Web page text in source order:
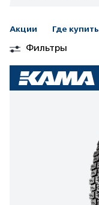
Акции Где купить
Фильтры